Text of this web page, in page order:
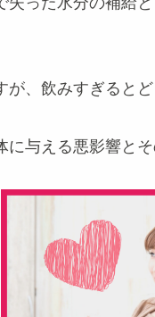
、飲みすぎると
与える悪影響と